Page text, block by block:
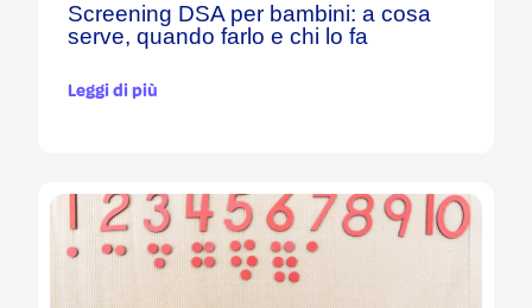
Screening DSA per bambini: a cosa
serve, quando farlo e chi lo fa
Leggi di più